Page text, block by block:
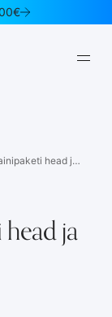
head j…
ja